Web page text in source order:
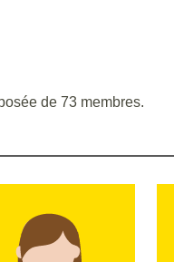
de 73 membres.